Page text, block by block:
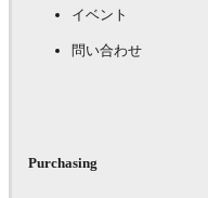
イベント
問い合わせ
Purchasing